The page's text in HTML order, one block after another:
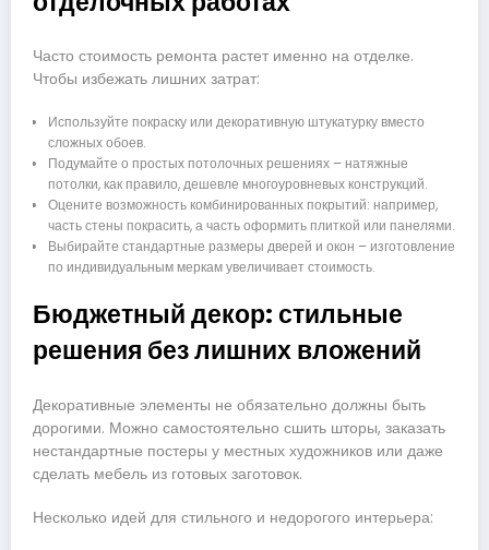
Часто стоимость ремонта растет именно на отделке.
Чтобы избежать лишних затрат:
Используйте покраску или декоративную штукатурку вместо
сложных обоев.
Подумайте о простых потолочных решениях – натяжные
потолки, как правило, дешевле многоуровневых конструкций.
Оцените возможность комбинированных покрытий: например,
часть стены покрасить, а часть оформить плиткой или панелями.
Выбирайте стандартные размеры дверей и окон – изготовление
по индивидуальным меркам увеличивает стоимость.
Бюджетный декор: стильные
решения без лишних вложений
Декоративные элементы не обязательно должны быть
дорогими. Можно самостоятельно сшить шторы, заказать
нестандартные постеры у местных художников или даже
сделать мебель из готовых заготовок.
Несколько идей для стильного и недорогого интерьера: